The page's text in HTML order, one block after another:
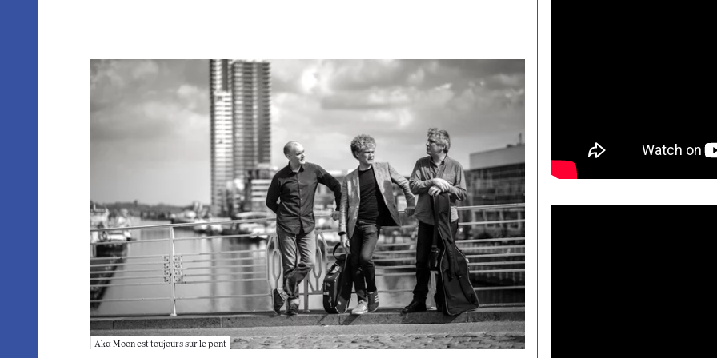
Aka Moon est toujours sur le pont